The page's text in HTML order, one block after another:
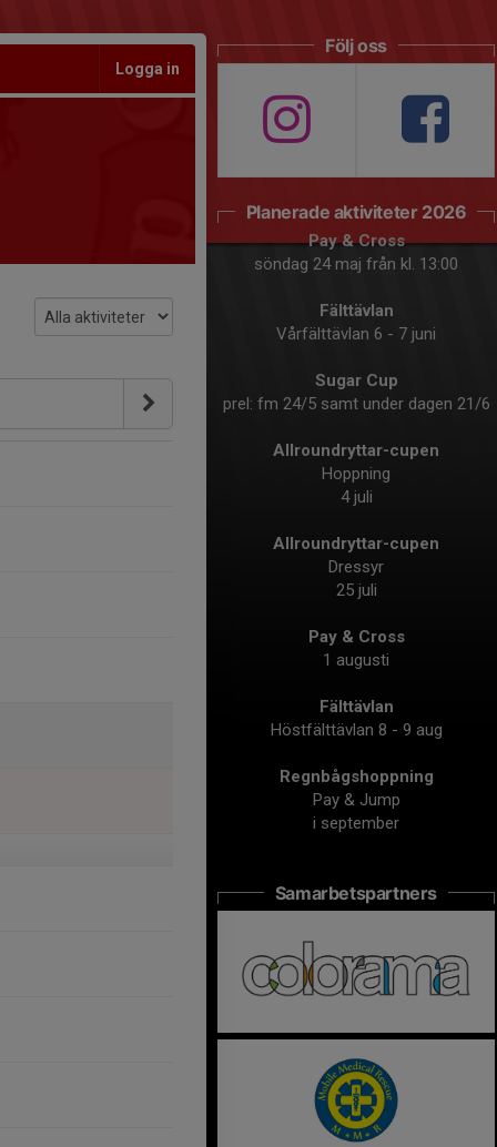
Logga in
Följ oss
Planerade aktiviteter 2026
Pay & Cross
söndag 24 maj från kl. 13:00
Fälttävlan
Vårfälttävlan 6 - 7 juni
Sugar Cup
prel: fm 24/5 samt under dagen 21/6
Allroundryttar-cupen
Hoppning
4 juli
Allroundryttar-cupen
Dressyr
25 juli
Pay & Cross
1 augusti
Fälttävlan
Höstfälttävlan 8 - 9 aug
Regnbågshoppning
Pay & Jump
i september
Samarbetspartners